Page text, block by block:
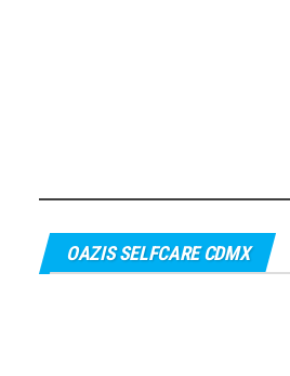
OAZIS SELFCARE CDMX